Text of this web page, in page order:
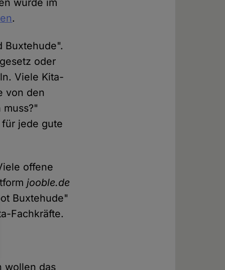
wurde im
.
Buxtehude".
oder
Viele Kita-
von den
jede gute
offene
jooble.de
Buxtehude"
Fachkräfte.
wollen das